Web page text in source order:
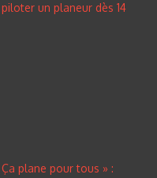
un planeur dès 14
plane pour tous » :